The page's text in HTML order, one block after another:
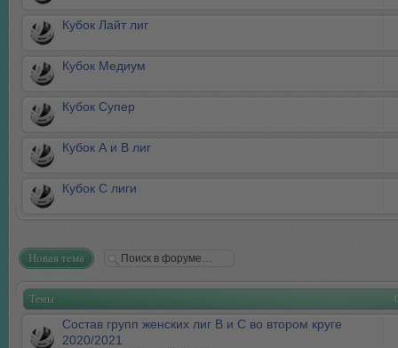
Кубок Лайт лиг
Кубок Mедиум
Кубок Супер
Кубок А и В лиг
Кубок С лиги
Новая тема
Темы
Состав групп женских лиг В и С во втором круге
2020/2021